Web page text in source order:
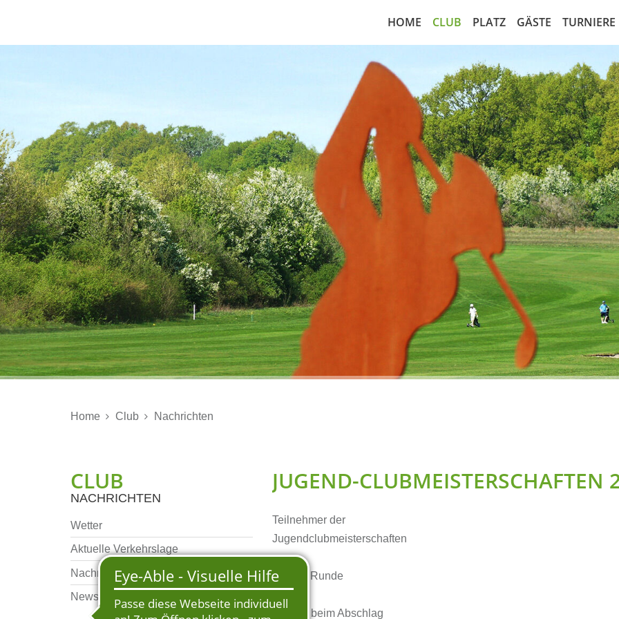
HOME CLUB
Nachrichten
Greenfeeabkommen
Vorstand
Leitbild
Sekretariat
Sportausschuss
Gesellschaftsform
Mitgliedschaft
Förderverein GOLF &
FRIENDS e. V.
Clubmeister
Hole-in-one
PLATZ
18-Loch Anlage
Platzbelegungsplan
Übungsanlagen
Scorekarte 18-Loch
Scorekarte 9-Loch
Course Handicap 18-Loch
Course Handicap 9-Loch
Notfall-Rettungsplan
Luftaufnahme
Platzpflege
GÄSTE
Greenfee regulär
Rangefee
Cart Miete
Golfamore
TURNIERE
RPR
Home  Club  Nachrichten
CLUB
NACHRICHTEN
Wetter
Aktuelle Verkehrslage
Nachrichten Archiv
Newsletter Archiv
JUGEND-CLUBMEISTERSCHAFTEN
Teilnehmer der
Jugendclubmeisterschaften
Auf der Runde
Joshua beim Abschlag